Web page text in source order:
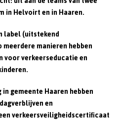
in Helvoirt en in Haaren.
label (uitstekend
manieren hebben
verkeerseducatie en
gemeente Haaren hebben
en
verkeersveiligheidscertificaat